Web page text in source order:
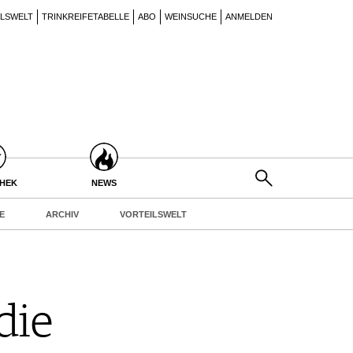
TRINKREIFETABELLE ABO WEINSUCHE ANMELDEN
NEWS
ARCHIV VORTEILSWELT